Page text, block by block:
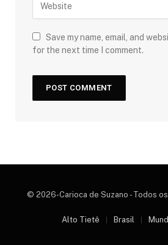
Save my name, email, and
for the next time I comment.
© 2026-Carioca de Suzano - Todos
Alto Tietê Brasil